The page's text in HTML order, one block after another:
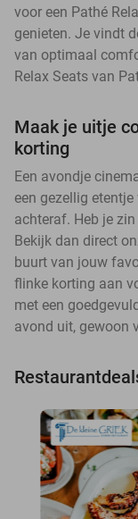
voor een Pathé
genieten. Je vindt
van optimaal
Relax Seats van
Maak je uitje
korting
Een avondje
een gezellig
achteraf. Heb je
Bekijk dan direct
buurt van jouw
flinke korting aan
met een
avond uit, gewoon